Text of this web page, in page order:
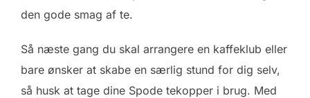
den gode smag af te.
Så næste gang du skal arrangere en kaffeklub eller
bare ønsker at skabe en særlig stund for dig selv,
så husk at tage dine Spode tekopper i brug. Med